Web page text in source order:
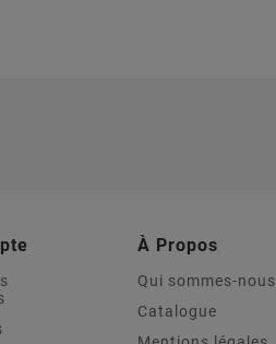
À Propos
Qui sommes-nous
Catalogue